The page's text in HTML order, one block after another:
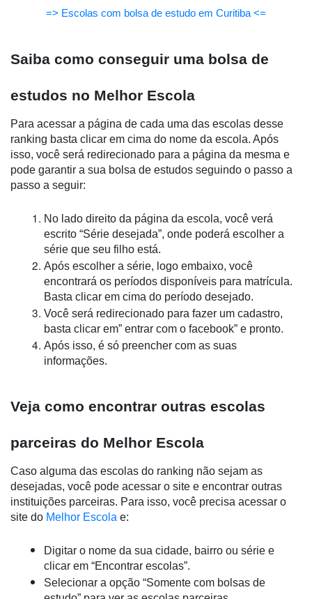
=> Escolas com bolsa de estudo em Curitiba <=
Saiba como conseguir uma bolsa de
estudos no Melhor Escola
Para acessar a página de cada uma das escolas desse
ranking basta clicar em cima do nome da escola. Após
isso, você será redirecionado para a página da mesma e
pode garantir a sua bolsa de estudos seguindo o passo a
passo a seguir:
No lado direito da página da escola, você verá
escrito “Série desejada”, onde poderá escolher a
série que seu filho está.
Após escolher a série, logo embaixo, você
encontrará os períodos disponíveis para matrícula.
Basta clicar em cima do período desejado.
Você será redirecionado para fazer um cadastro,
basta clicar em” entrar com o facebook” e pronto.
Após isso, é só preencher com as suas
informações.
Veja como encontrar outras escolas
parceiras do Melhor Escola
Caso alguma das escolas do ranking não sejam as
desejadas, você pode acessar o site e encontrar outras
instituições parceiras. Para isso, você precisa acessar o
site do Melhor Escola e:
Digitar o nome da sua cidade, bairro ou série e
clicar em “Encontrar escolas”.
Selecionar a opção “Somente com bolsas de